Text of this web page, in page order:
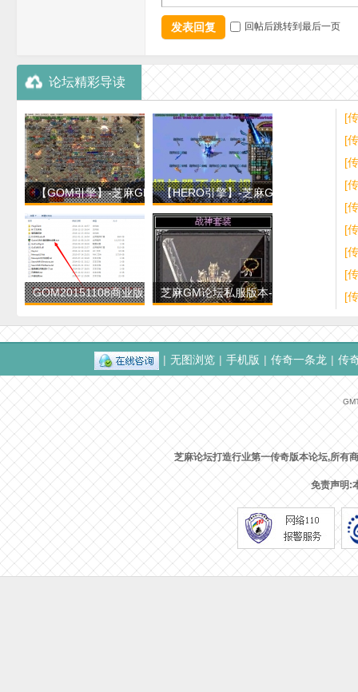
发表回复 回帖后跳转到最后一页
论坛精彩导读
【GOM引擎】-芝麻GM论
坛-战神录轻变版本-穿
【HERO引擎】-芝麻GM论
坛-仙剑沉默第十季-
GOM20151108商业版程序芝麻GM论坛私服版本-开了
[
擎[
版[
[
[
[
[
[
[
| 无图浏览 | 手机版 | 传奇一条龙 | 传
芝麻论坛打造行业第一传奇版本论坛,所有
免责声明: